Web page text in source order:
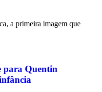
a primeira imagem que
para Quentin